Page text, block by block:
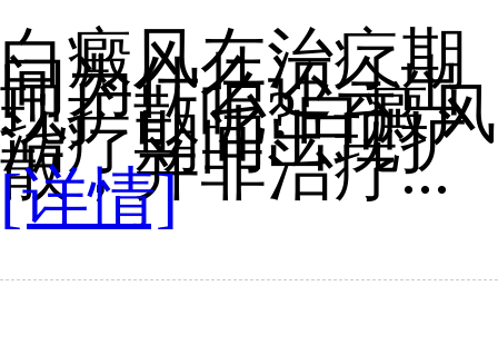
白癜风在治疗期
间为什么还会出
现扩散呢?白癜风
治疗期间出现扩
散，并非治疗...
[详情]